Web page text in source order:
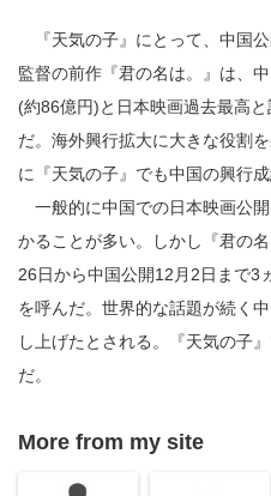
『天気の子』にとって、中国
監督の前作『君の名は。』は、
(約86億円)と日本映画過去最高
だ。海外興行拡大に大きな役割
に『天気の子』でも中国の興行
一般的に中国での日本映画公
かることが多い。しかし『君の
26日から中国公開12月2日まで3
を呼んだ。世界的な話題が続く
し上げたとされる。『天気の子
だ。
More from my site